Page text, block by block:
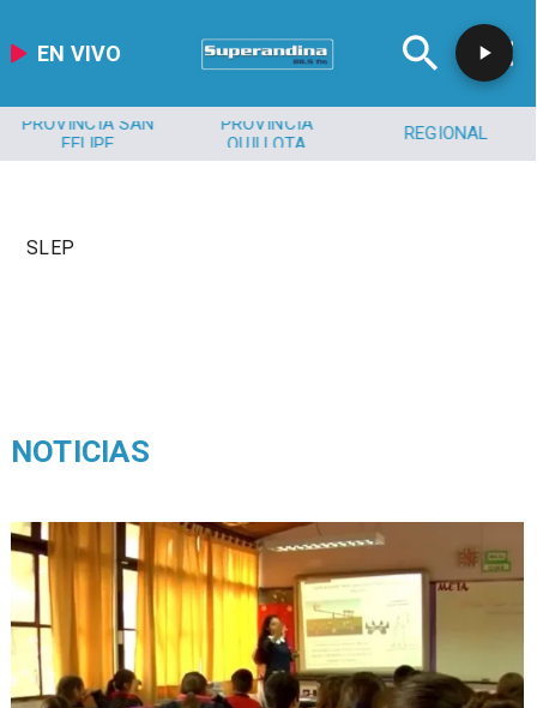
EN VIVO
PROVINCIA SAN
FELIPE
PROVINCIA
QUILLOTA
REGIONAL
SLEP
NOTICIAS